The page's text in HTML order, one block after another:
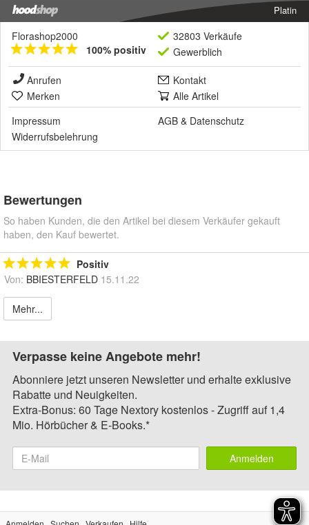
Platin
Florashop2000
100% positiv
32803 Verkäufe
Gewerblich
Anrufen
Kontakt
Merken
Alle Artikel
Impressum
AGB & Datenschutz
Widerrufsbelehrung
Bewertungen
So haben Kunden, die den Artikel bei diesem Verkäufer gekauft
haben, den Kauf bewertet.
Positiv
Von: BBIESTERFELD 15.11.22
Mehr...
Verpasse keine Angebote mehr!
Abonniere jetzt unseren Newsletter und erhalte exklusive
Rabatte und Neuigkeiten.
Extra-Bonus: 60 Tage Nextory kostenlos - Zugriff auf 1,4
Mio. Hörbücher & E-Books.*
Anmelden